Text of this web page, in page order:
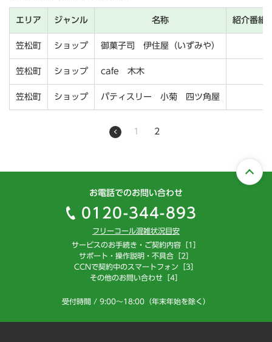
エリア ジャンル 名称 紹介番組
笠松町 ショップ 御菓子司 伊住屋（いずみや）
笠松町 ショップ cafe 木木
笠松町 ショップ パティスリー 小菊 四ツ角屋
1 2
お電話でのお問い合わせ
0120-344-893
フリーコール混雑状況目安
サービスのお手続き・ご契約内容［1］
サポート・操作説明・不具合［2］
CCNで契約中のスマートフォン［3］
その他のお問い合わせ［4］
受付時間 / 9:00～18:00（年末年始を除く）